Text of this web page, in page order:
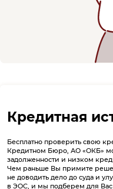
Кредитная
Бесплатно проверить свою
Кредитном Бюро, АО «ОКБ»
задолженности и низком
Чем раньше Вы примите
не доводить дело до суда и
в ЭОС, и мы подберем для